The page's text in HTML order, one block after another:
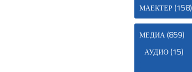
МАЕКТЕР(158)
МЕДИА(859)
АУДИО(15)